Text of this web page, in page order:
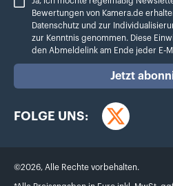
Bewertungen von Kamera.de
Datenschutz und zur
zur Kenntnis genommen. Diese
den Abmeldelink am Ende jeder E-
Jetzt
FOLGE UNS:
Twitter
©2026, Alle Rechte vorbehalten.